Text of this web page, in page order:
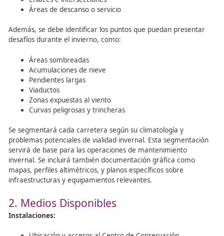
Profesor de Autoescuelatiene un rol importante en
protocolos. Es crucial que los futuros conductores
importancia de seguir las directrices establecidas para
mantener la seguridad en las carreteras durante
adversas.
Planes Operativos de Vialidad
Invernal
Para asegurar la eficacia del mantenimiento invernal, es
esencial disponer de planes operativos bien definidos.
planes permiten una respuesta coordinada y efectiva
inclemencias del tiempo, garantizando la seguridad vial.
incluir un Plan Operativo de Vialidad Invernal para cada
de Conservación: